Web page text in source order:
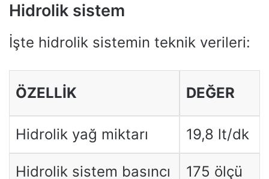
Hidrolik sistem
İşte hidrolik sistemin teknik verileri:
ÖZELLIK DEĞER
Hidrolik yağ miktarı 19,8 lt/dk
Hidrolik sistem basıncı 175 ölçü